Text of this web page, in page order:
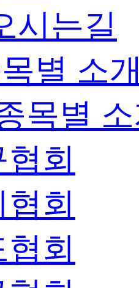
시는길
별 소
목별
회
회
회